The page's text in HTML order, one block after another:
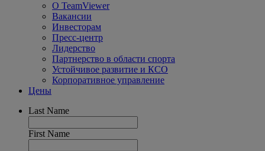
О TeamViewer
Вакансии
Инвесторам
Пресс-центр
Лидерство
Партнерство в области спорта
Устойчивое развитие и КСО
Корпоративное управление
Цены
Last Name
First Name